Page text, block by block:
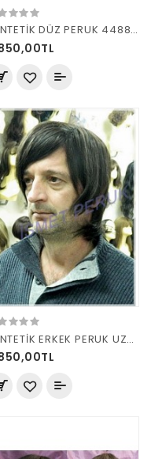
SENTETİK DÜZ PERUK 4488 R4
SENTETİK ERKEK PERUK UZUN R2